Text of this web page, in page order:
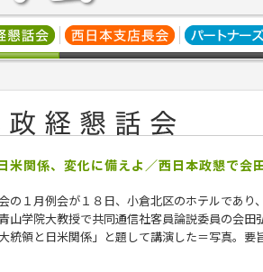
関係、変化に備えよ／西日本政懇で会
の１月例会が１８日、小倉北区のホテルであり
山学院大教授で共同通信社客員論説委員の会田
統領と日米関係」と題して講演した＝写真。要